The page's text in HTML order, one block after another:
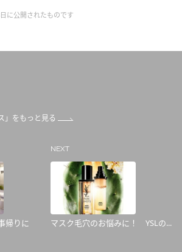
に公開されたものです
」をもっと見る
帰りに
NEXT
マスク毛穴のお悩みに！ YSLの...